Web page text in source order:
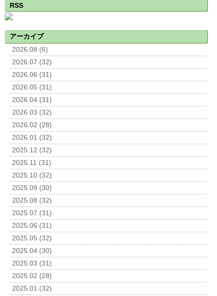
RSS
アーカイブ
2026.08 (6)
2026.07 (32)
2026.06 (31)
2026.05 (31)
2026.04 (31)
2026.03 (32)
2026.02 (28)
2026.01 (32)
2025.12 (32)
2025.11 (31)
2025.10 (32)
2025.09 (30)
2025.08 (32)
2025.07 (31)
2025.06 (31)
2025.05 (32)
2025.04 (30)
2025.03 (31)
2025.02 (28)
2025.01 (32)